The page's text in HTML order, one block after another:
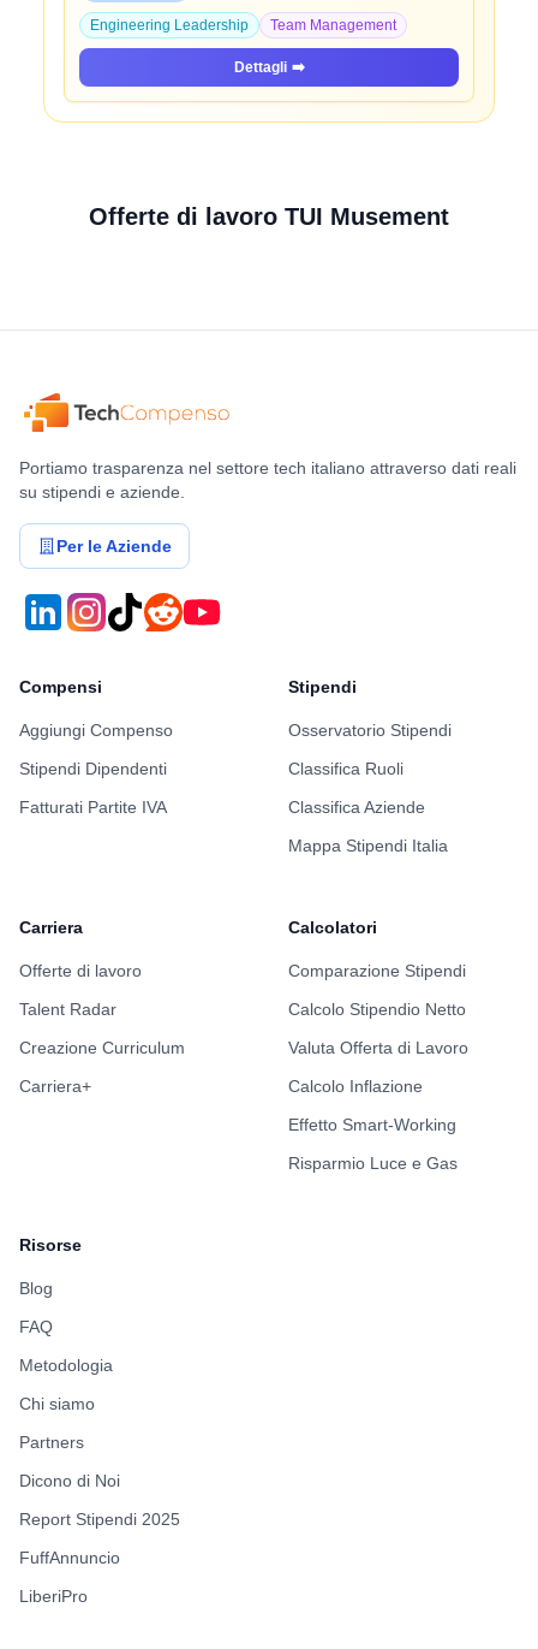
Engineering Leadership Team Management
Dettagli ➡️
Offerte di lavoro TUI Musement
Portiamo trasparenza nel settore tech italiano attraverso dati reali
su stipendi e aziende.
Per le Aziende
Compensi
Aggiungi Compenso
Stipendi Dipendenti
Fatturati Partite IVA
Stipendi
Osservatorio Stipendi
Classifica Ruoli
Classifica Aziende
Mappa Stipendi Italia
Carriera
Offerte di lavoro
Talent Radar
Creazione Curriculum
Carriera+
Calcolatori
Comparazione Stipendi
Calcolo Stipendio Netto
Valuta Offerta di Lavoro
Calcolo Inflazione
Effetto Smart-Working
Risparmio Luce e Gas
Risorse
Blog
FAQ
Metodologia
Chi siamo
Partners
Dicono di Noi
Report Stipendi 2025
FuffAnnuncio
LiberiPro